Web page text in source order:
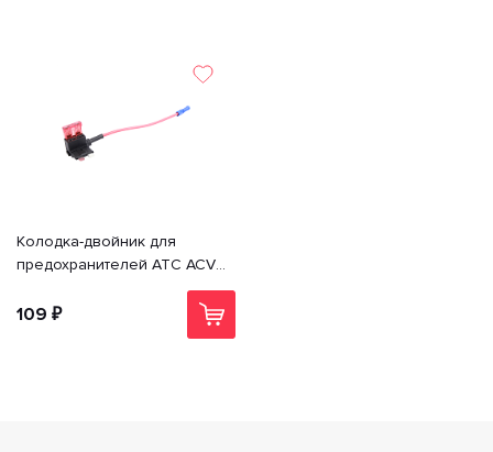
Колодка-двойник для
предохранителей ATC ACV
109 ₽